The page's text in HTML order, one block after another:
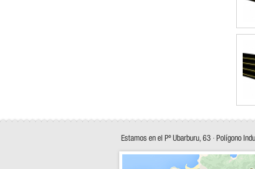
Estamos en el Pº Ubarburu, 63 · Polígono